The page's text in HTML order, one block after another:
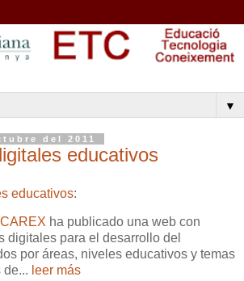
▼
del 2011
educativos
educativos:
ha publicado una web con
digitales para el desarrollo del
por áreas, niveles educativos y temas
de... leer más